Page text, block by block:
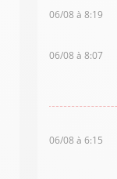
06/08 à 8:19
06/08 à 8:07
06/08 à 6:15